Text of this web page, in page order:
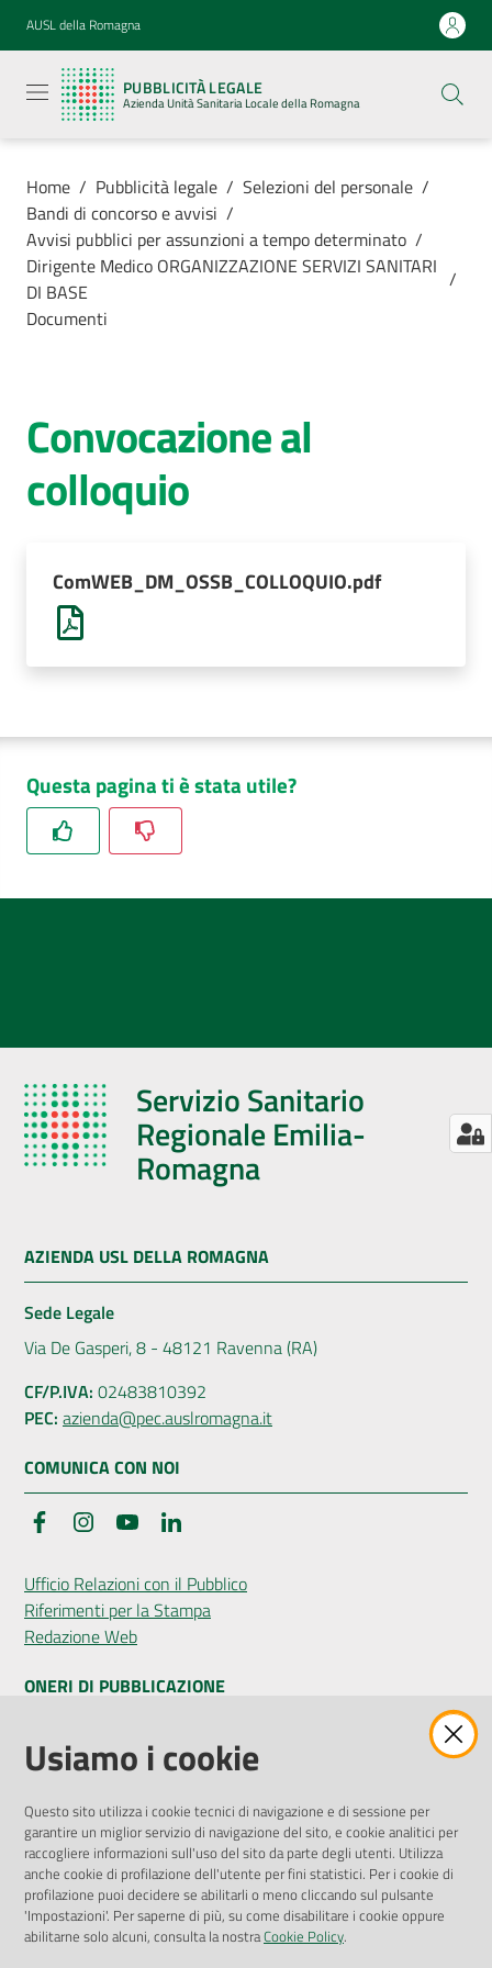
Vai al contenuto
Vai alla navigazione
Vai al footer
AUSL della Romagna
PUBBLICITÀ LEGALE
Azienda Unità Sanitaria Locale della Romagna
legale
Azienda
Unità
Locale della
Azienda
Luoghi di
cura
Home / Pubblicità legale / Selezioni del personale /
Bandi di concorso e avvisi /
Avvisi pubblici per assunzioni a tempo determinato /
Dirigente Medico ORGANIZZAZIONE SERVIZI SANITARI
DI BASE
/
Documenti
Convocazione al
colloquio
ComWEB_DM_OSSB_COLLOQUIO.pdf
Questa pagina ti è stata utile?
Servizio Sanitario
Regionale Emilia-
Romagna
AZIENDA USL DELLA ROMAGNA
Sede Legale
Via De Gasperi, 8 - 48121 Ravenna (RA)
CF/P.IVA: 02483810392
PEC: azienda@pec.auslromagna.it
COMUNICA CON NOI
FacebookInstagramYouTube
Ufficio Relazioni con il Pubblico
Riferimenti per la Stampa
Redazione Web
ONERI DI PUBBLICAZIONE
Amministrazione Trasparente
Pubblicità legale
Privacy Policy
Attuazione Misure PNRR
Liste di Attesa
ENTI, IMPRESE E PARTNER
Usiamo i cookie
Questo sito utilizza i cookie tecnici di navigazione e di sessione per
garantire un miglior servizio di navigazione del sito, e cookie analitici per
raccogliere informazioni sull'uso del sito da parte degli utenti. Utilizza
anche cookie di profilazione dell'utente per fini statistici. Per i cookie di
profilazione puoi decidere se abilitarli o meno cliccando sul pulsante
'Impostazioni'. Per saperne di più, su come disabilitare i cookie oppure
abilitarne solo alcuni, consulta la nostraCookie Policy.